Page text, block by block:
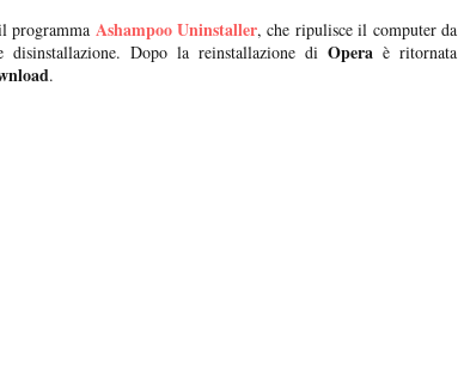
programma Ashampoo Uninstaller, che ripulisce il computer da
Dopo la reinstallazione diOpera è ritornata
.